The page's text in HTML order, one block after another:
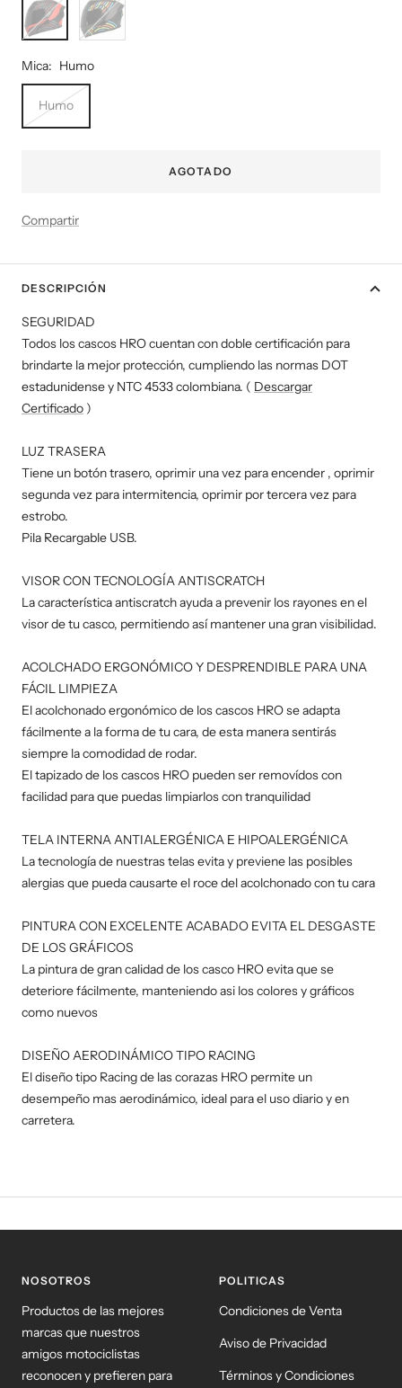
Rojo
Multi
Mica: Humo
Humo
AGOTADO
Compartir
DESCRIPCIÓN
SEGURIDAD
Todos los cascos HRO cuentan con doble certificación para
brindarte la mejor protección, cumpliendo las normas DOT
estadunidense y NTC 4533 colombiana. ( Descargar
Certificado )
LUZ TRASERA
Tiene un botón trasero, oprimir una vez para encender , oprimir
segunda vez para intermitencia, oprimir por tercera vez para
estrobo.
Pila Recargable USB.
VISOR CON TECNOLOGÍA ANTISCRATCH
La característica antiscratch ayuda a prevenir los rayones en el
visor de tu casco, permitiendo así mantener una gran visibilidad.
ACOLCHADO ERGONÓMICO Y DESPRENDIBLE PARA UNA
FÁCIL LIMPIEZA
El acolchonado ergonómico de los cascos HRO se adapta
fácilmente a la forma de tu cara, de esta manera sentirás
siempre la comodidad de rodar.
El tapizado de los cascos HRO pueden ser removídos con
facilidad para que puedas limpiarlos con tranquilidad
TELA INTERNA ANTIALERGÉNICA E HIPOALERGÉNICA
La tecnología de nuestras telas evita y previene las posibles
alergias que pueda causarte el roce del acolchonado con tu cara
PINTURA CON EXCELENTE ACABADO EVITA EL DESGASTE
DE LOS GRÁFICOS
La pintura de gran calidad de los casco HRO evita que se
deteriore fácilmente, manteniendo asi los colores y gráficos
como nuevos
DISEÑO AERODINÁMICO TIPO RACING
El diseño tipo Racing de las corazas HRO permite un
desempeño mas aerodinámico, ideal para el uso diario y en
carretera.
NOSOTROS
Productos de las mejores
marcas que nuestros
amigos motociclistas
reconocen y prefieren para
POLITICAS
Condiciones de Venta
Aviso de Privacidad
Términos y Condiciones